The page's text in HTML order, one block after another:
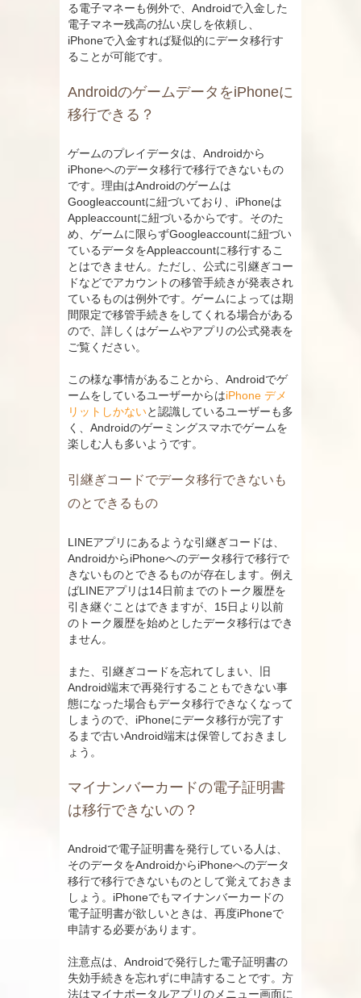
る電子マネーも例外で、Androidで入金した
電子マネー残高の払い戻しを依頼し、
iPhoneで入金すれば疑似的にデータ移行す
ることが可能です。
AndroidのゲームデータをiPhoneに
移行できる？
ゲームのプレイデータは、Androidから
iPhoneへのデータ移行で移行できないもの
です。理由はAndroidのゲームは
Googleaccountに紐づいており、iPhoneは
Appleaccountに紐づいるからです。そのた
め、ゲームに限らずGoogleaccountに紐づい
ているデータをAppleaccountに移行するこ
とはできません。ただし、公式に引継ぎコー
ドなどでアカウントの移管手続きが発表され
ているものは例外です。ゲームによっては期
間限定で移管手続きをしてくれる場合がある
ので、詳しくはゲームやアプリの公式発表を
ご覧ください。
この様な事情があることから、Androidでゲ
ームをしているユーザーからはiPhone デメ
リットしかないと認識しているユーザーも多
く、Androidのゲーミングスマホでゲームを
楽しむ人も多いようです。
引継ぎコードでデータ移行できないも
のとできるもの
LINEアプリにあるような引継ぎコードは、
AndroidからiPhoneへのデータ移行で移行で
きないものとできるものが存在します。例え
ばLINEアプリは14日前までのトーク履歴を
引き継ぐことはできますが、15日より以前
のトーク履歴を始めとしたデータ移行はでき
ません。
また、引継ぎコードを忘れてしまい、旧
Android端末で再発行することもできない事
態になった場合もデータ移行できなくなって
しまうので、iPhoneにデータ移行が完了す
るまで古いAndroid端末は保管しておきまし
ょう。
マイナンバーカードの電子証明書
は移行できないの？
Androidで電子証明書を発行している人は、
そのデータをAndroidからiPhoneへのデータ
移行で移行できないものとして覚えておきま
しょう。iPhoneでもマイナンバーカードの
電子証明書が欲しいときは、再度iPhoneで
申請する必要があります。
注意点は、Androidで発行した電子証明書の
失効手続きを忘れずに申請することです。方
法はマイナポータルアプリのメニュー画面に